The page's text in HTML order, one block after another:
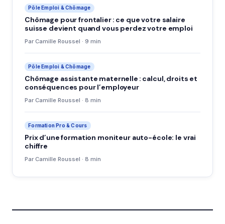
Pôle Emploi & Chômage
Chômage pour frontalier : ce que votre salaire
suisse devient quand vous perdez votre emploi
Par Camille Roussel · 9 min
Pôle Emploi & Chômage
Chômage assistante maternelle : calcul, droits et
conséquences pour l’employeur
Par Camille Roussel · 8 min
Formation Pro & Cours
Prix d’une formation moniteur auto-école: le vrai
chiffre
Par Camille Roussel · 8 min